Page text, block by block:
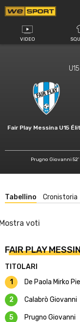
Vai
al
contenuto
VIDEO
Fair Play Messina U15
Prugno Giovanni 52'
Tabellino Cronistoria
voti
FAIR PLAY
TITOLARI
1
De Paola Mirko
2 Calabrò Giovanni
5 Prugno Giovanni